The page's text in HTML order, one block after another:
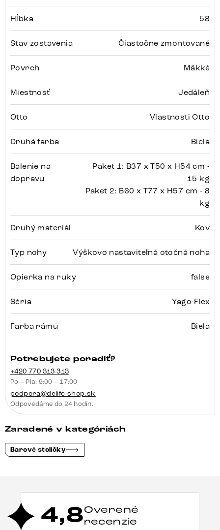
Hĺbka 58
Stav zostavenia Čiastočne zmontované
Povrch Mäkké
Miestnosť Jedáleň
Otto Vlastnosti Otto
Druhá farba Biela
Balenie na
dopravu
Paket 1: B37 x T50 x H54 cm -
15 kg
Paket 2: B60 x T77 x H57 cm - 8
kg
Druhý materiál Kov
Typ nohy Výškovo nastaviteľná otočná noha
Opierka na ruky false
Séria Yago-Flex
Farba rámu Biela
Potrebujete poradiť?
+420 770 313 313
Po – Pia: 9:00 – 17:00
podpora@delife-shop.sk
Odpovedáme do 24 hodín.
Zaradené v kategóriách
Barové stoličky
4,8Overené
recenzie